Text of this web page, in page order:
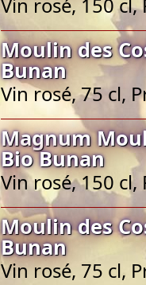
Vin rosé, 150 cl,
Moulin des
Bunan
Vin rosé, 75 cl,
Magnum
Bio Bunan
Vin rosé, 150 cl,
Moulin des
Bunan
Vin rosé, 75 cl,